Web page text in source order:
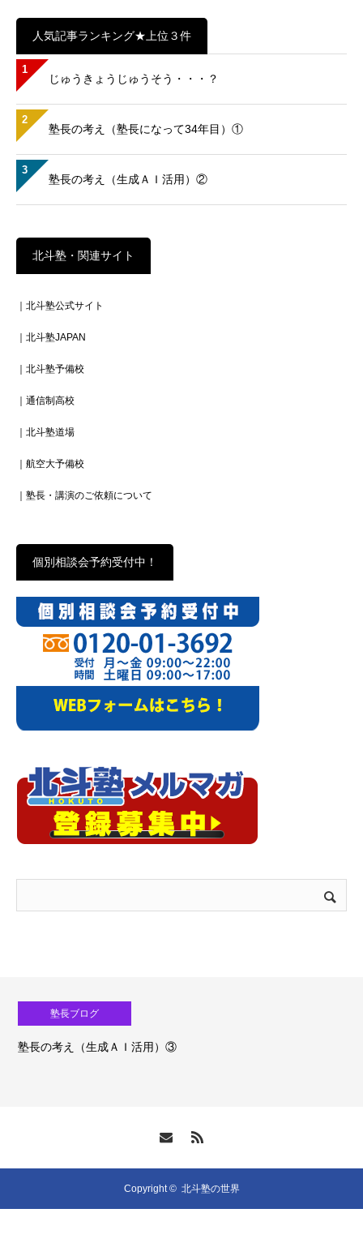
人気記事ランキング★上位３件
1
じゅうきょうじゅうそう・・・？
2
塾長の考え（塾長になって34年目）①
3
塾長の考え（生成ＡＩ活用）②
北斗塾・関連サイト
｜北斗塾公式サイト
｜北斗塾JAPAN
｜北斗塾予備校
｜通信制高校
｜北斗塾道場
｜航空大予備校
｜塾長・講演のご依頼について
個別相談会予約受付中！
塾長ブログ
塾長の考え（生成ＡＩ活用）③
Copyright © 北斗塾の世界